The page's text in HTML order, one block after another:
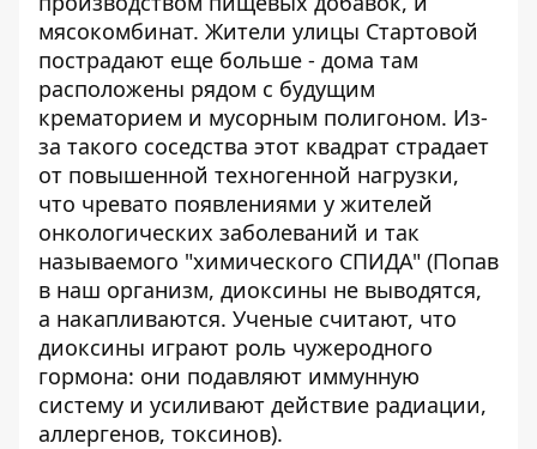
мясокомбинат. Жители улицы Стартовой
пострадают еще больше - дома там
расположены рядом с будущим
крематорием и мусорным полигоном. Из-
за такого соседства этот квадрат страдает
от повышенной техногенной нагрузки,
что чревато появлениями у жителей
онкологических заболеваний и так
называемого "химического СПИДА" (Попав
в наш организм, диоксины не выводятся,
а накапливаются. Ученые считают, что
диоксины играют роль чужеродного
гормона: они подавляют иммунную
систему и усиливают действие радиации,
аллергенов, токсинов).